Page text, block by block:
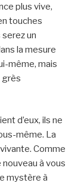
plus vive,
touches
un
la mesure
même, mais
grès
d’eux, ils ne
même. La
Comme
à vous
mystère à